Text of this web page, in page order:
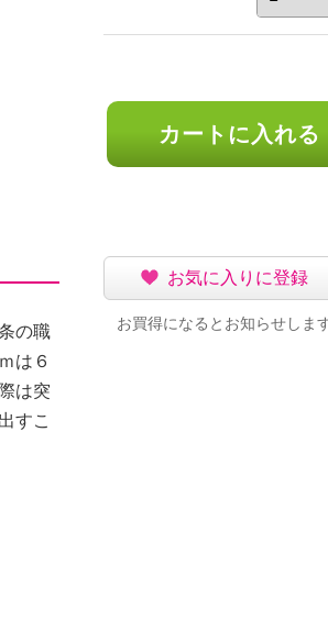
の職
は６
は突
すこ
カートに入れる
お気に入りに登録
お買得になるとお知らせしま